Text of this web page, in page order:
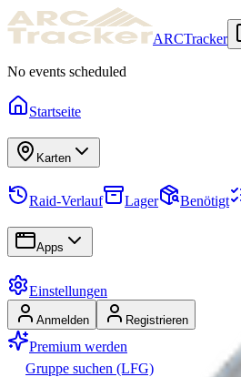
ARCTracker
No events scheduled
Startseite
Karten
Raid-Verlauf Lager Benötigt
Apps
Einstellungen
Anmelden Registrieren
Premium werden
Gruppe suchen (LFG)